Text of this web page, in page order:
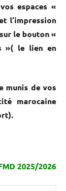
espaces «
l’impression
le bouton «
»( le lien en
munis de vos
marocaine
2025/2026